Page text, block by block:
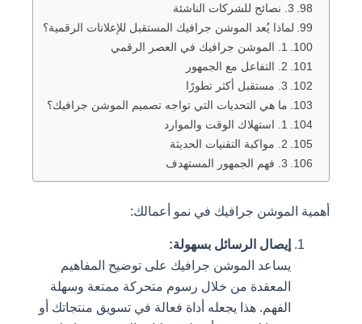
3. نصائح للشركات الناشئة
لماذا يُعد الموشن جرافيك المستقبل للإعلانات الرقمية؟
1. الموشن جرافيك في العصر الرقمي
2. التفاعل مع الجمهور
3. مستقبل أكثر تطورًا
ما هي التحديات التي تواجه تصميم الموشن جرافيك؟
1. استهلاك الوقت والموارد
2. مواكبة التقنيات الحديثة
3. فهم الجمهور المستهدف
أهمية الموشن جرافيك في نمو أعمالك:
إيصال الرسائل بسهولة:
يساعد الموشن جرافيك على توضيح المفاهيم
المعقدة من خلال رسوم متحركة ممتعة وسهلة
الفهم. هذا يجعله أداة فعالة في تسويق منتجاتك أو